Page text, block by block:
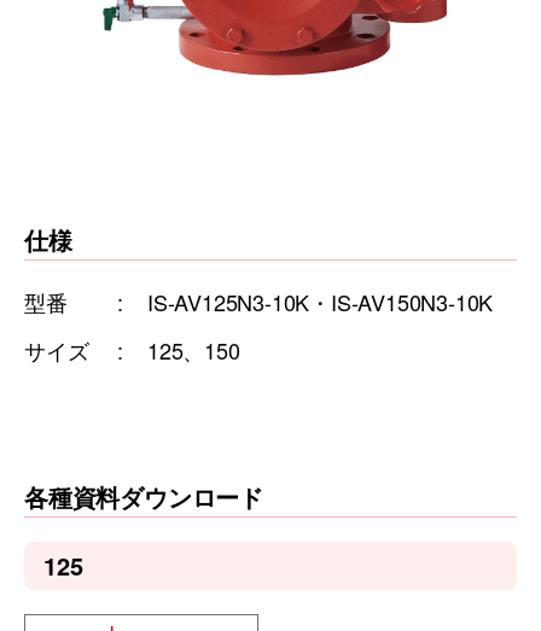
仕様
型番
IS-AV125N3-10K・IS-AV150N3-10K
サイズ
125、150
各種資料ダウンロード
125